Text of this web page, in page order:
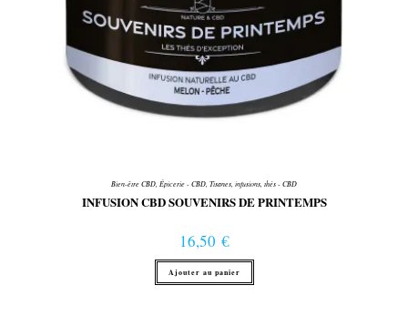
Bien-être CBD Épicerie - CBD Tisanes, infusions, thés - CBD
INFUSION CBD SOUVENIRS DE PRINTEMPS
16,50 €
Ajouter au panier